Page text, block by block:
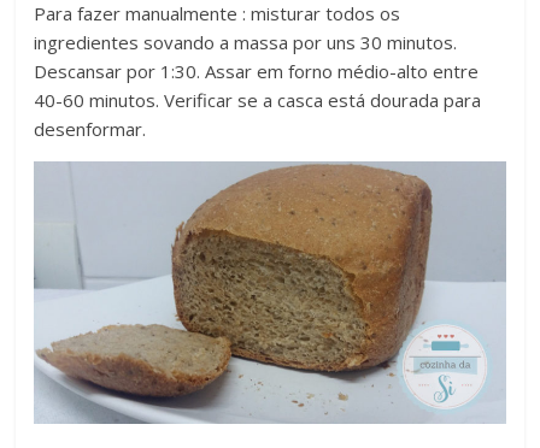
Para fazer manualmente : misturar todos os
ingredientes sovando a massa por uns 30 minutos.
Descansar por 1:30. Assar em forno médio-alto entre
40-60 minutos. Verificar se a casca está dourada para
desenformar.